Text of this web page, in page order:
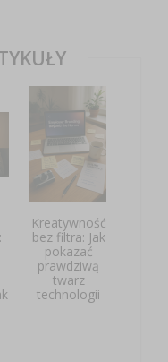
Kreatywność
bez filtra: Jak
pokazać
prawdziwą
twarz
technologii